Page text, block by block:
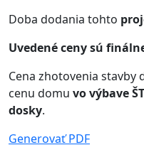
Doba dodania tohto
Uvedené ceny sú
Cena zhotovenia
cenu domu vo výbave
dosky.
Generovať PDF